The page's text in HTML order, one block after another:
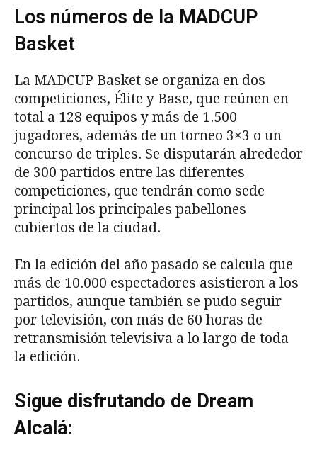
Los números de la MADCUP
Basket
La MADCUP Basket se organiza en dos
competiciones, Élite y Base, que reúnen en
total a 128 equipos y más de 1.500
jugadores, además de un torneo 3×3 o un
concurso de triples. Se disputarán alrededor
de 300 partidos entre las diferentes
competiciones, que tendrán como sede
principal los principales pabellones
cubiertos de la ciudad.
En la edición del año pasado se calcula que
más de 10.000 espectadores asistieron a los
partidos, aunque también se pudo seguir
por televisión, con más de 60 horas de
retransmisión televisiva a lo largo de toda
la edición.
Sigue disfrutando de Dream
Alcalá: